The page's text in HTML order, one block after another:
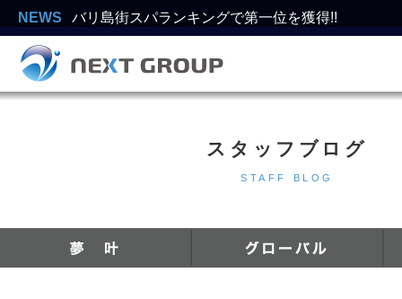
NEWS
【Take Action ロンボク地震復興支援キャンペー
スタッフブログ
STAFF BLOG